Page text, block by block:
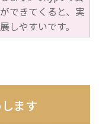
できてくると、実
しやすいです。
ます